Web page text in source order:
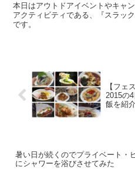
本日はアウトドアイベントやキャ
アクティビティである、『スラッ
です。
【フェ
2015の
飯を紹
暑い日が続くのでプライベート・
にシャワーを浴びさせてみた